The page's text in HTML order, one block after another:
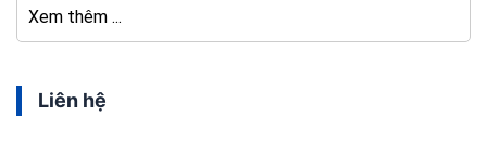
mở, Green Valley tối đa hóa ánh sáng và tầm nhìn xanh cho mọi căn
Xem thêm ...
Liên hệ